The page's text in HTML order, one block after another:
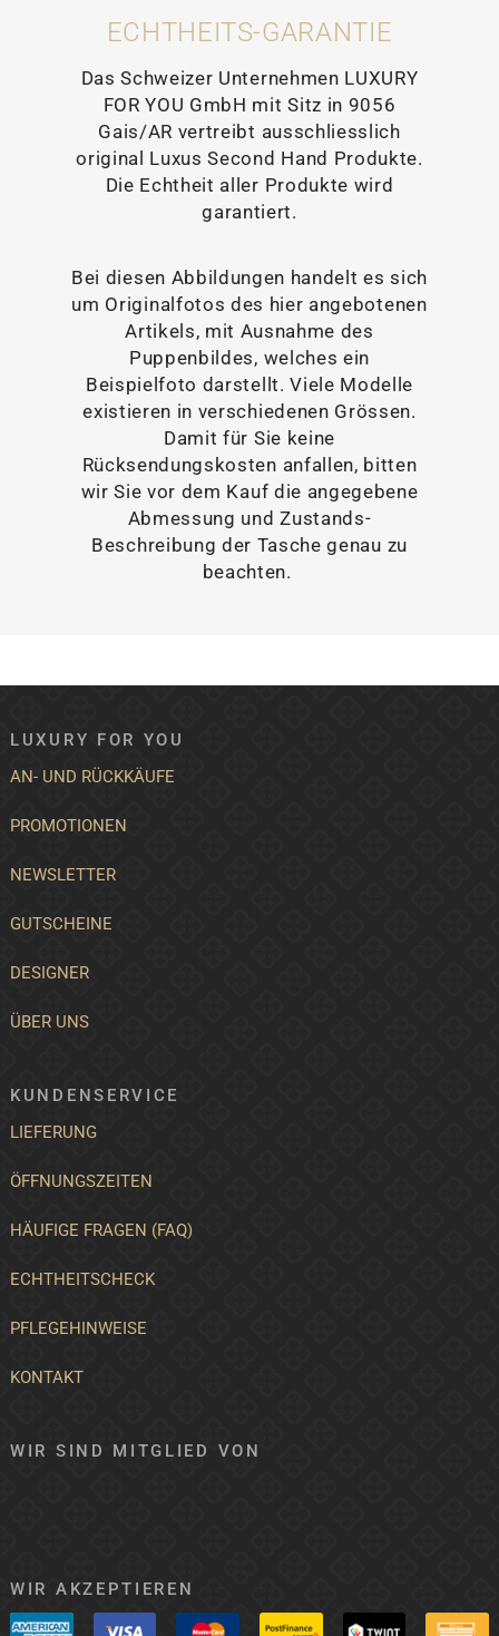
ECHTHEITS-GARANTIE
Das Schweizer Unternehmen LUXURY
FOR YOU GmbH mit Sitz in 9056
Gais/AR vertreibt ausschliesslich
original Luxus Second Hand Produkte.
Die Echtheit aller Produkte wird
garantiert.
Bei diesen Abbildungen handelt es sich
um Originalfotos des hier angebotenen
Artikels, mit Ausnahme des
Puppenbildes, welches ein
Beispielfoto darstellt. Viele Modelle
existieren in verschiedenen Grössen.
Damit für Sie keine
Rücksendungskosten anfallen, bitten
wir Sie vor dem Kauf die angegebene
Abmessung und Zustands-
Beschreibung der Tasche genau zu
beachten.
LUXURY FOR YOU
AN- UND RÜCKKÄUFE
PROMOTIONEN
NEWSLETTER
GUTSCHEINE
DESIGNER
ÜBER UNS
KUNDENSERVICE
LIEFERUNG
ÖFFNUNGSZEITEN
HÄUFIGE FRAGEN (FAQ)
ECHTHEITSCHECK
PFLEGEHINWEISE
KONTAKT
WIR SIND MITGLIED VON
WIR AKZEPTIEREN